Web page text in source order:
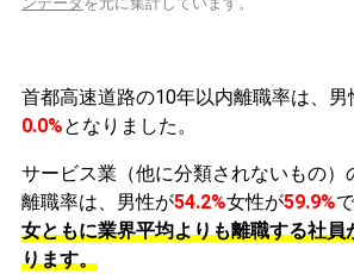
首都高速道路の10年以内離職率は、男
0.0%となりました。
サービス業（他に分類されないもの）
離職率は、男性が54.2%女性が59.9%
女ともに業界平均よりも離職する社員
ります。